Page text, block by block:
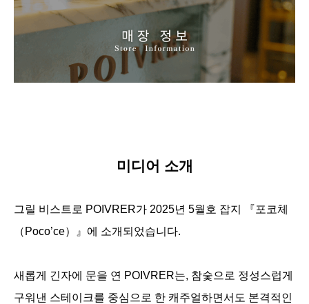
미디어 소개
그릴 비스트로 POIVRER가 2025년 5월호 잡지 『포코체
（Poco’ce）』에 소개되었습니다.
새롭게 긴자에 문을 연 POIVRER는, 참숯으로 정성스럽게
구워낸 스테이크를 중심으로 한 캐주얼하면서도 본격적인